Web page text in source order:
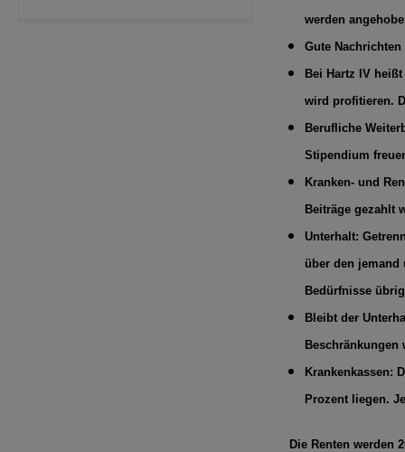
werden
Gute
Bei Hartz IV
wird profitieren.
Berufliche
Stipendium
Kranken- und
Beiträge gezahlt
Unterhalt:
über den jemand
Bedürfnisse
Bleibt der
Beschränkungen
Krankenkassen:
Prozent liegen.
Die Renten werden